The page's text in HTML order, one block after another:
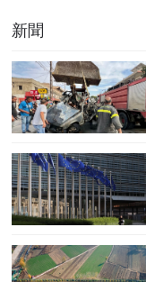
新聞